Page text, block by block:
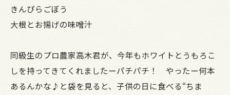
きんぴらごぼう
大根とお揚げの味噌汁
同級生のプロ農家高木君が、今年もホワイトとうもろこ
しを持ってきてくれましたーパチパチ！ やったー何本
あるんかな♪と袋を見ると、子供の日に食べる“ちま